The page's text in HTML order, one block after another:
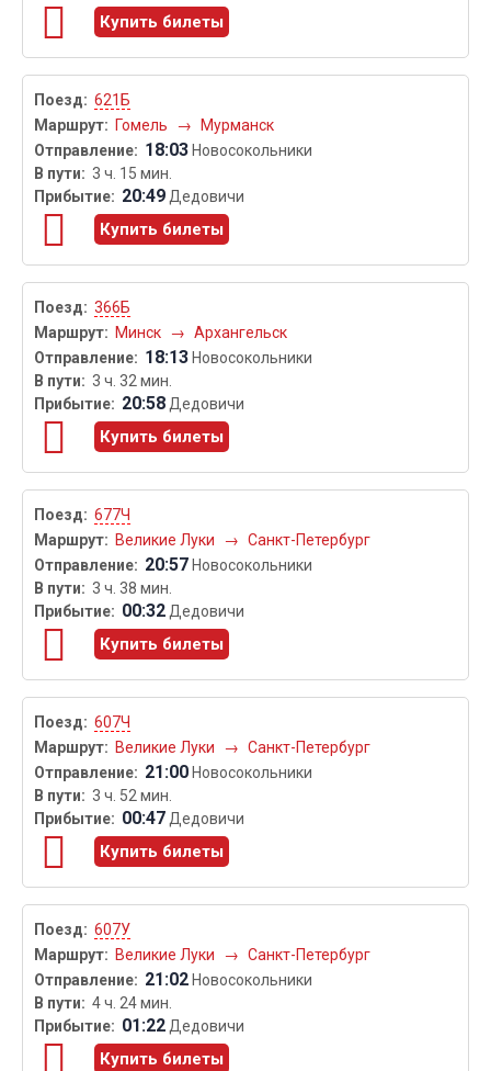
Купить билеты
621Б
Гомель
→ Мурманск
18:03 Новосокольники
3 ч. 15 мин.
20:49Дедовичи
Купить билеты
366Б
Минск
→ Архангельск
18:13 Новосокольники
3 ч. 32 мин.
20:58Дедовичи
Купить билеты
677Ч
Великие Луки
→ Санкт-Петербург
20:57 Новосокольники
3 ч. 38 мин.
00:32Дедовичи
Купить билеты
607Ч
Великие Луки
→ Санкт-Петербург
21:00 Новосокольники
3 ч. 52 мин.
00:47Дедовичи
Купить билеты
607У
Великие Луки
→ Санкт-Петербург
21:02 Новосокольники
4 ч. 24 мин.
01:22Дедовичи
Купить билеты